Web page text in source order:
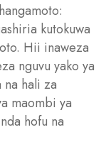
kutokuwa
Hii inaweza
nguvu yako ya
na hali za
maombi ya
hofu na